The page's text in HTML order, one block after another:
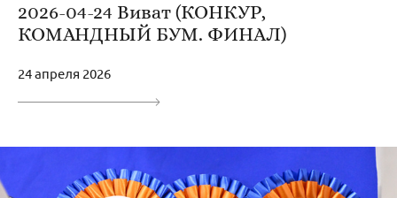
2026-04-24 Виват (КОНКУР,
КОМАНДНЫЙ БУМ. ФИНАЛ)
24 апреля 2026